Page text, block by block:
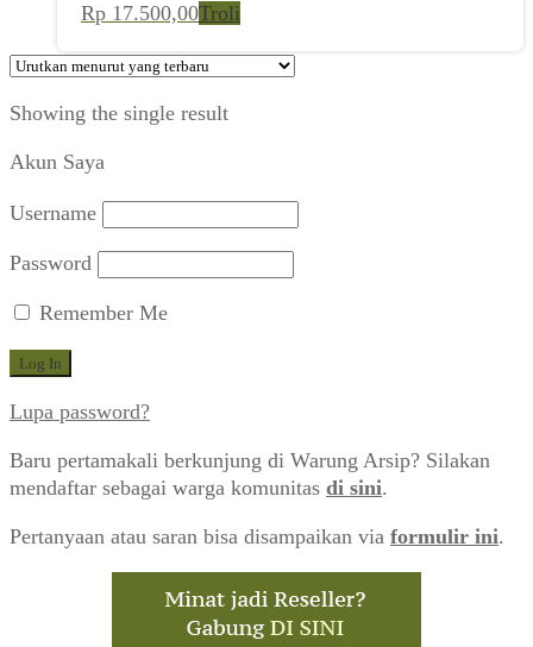
Rp 17.500,00Troli
Showing the single result
Akun Saya
Username
Password
Remember Me
Lupa password?
Baru pertamakali berkunjung di Warung Arsip? Silakan
mendaftar sebagai warga komunitas di sini.
Pertanyaan atau saran bisa disampaikan via formulir ini.